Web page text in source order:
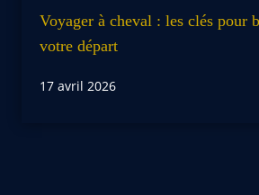
Voyager à cheval : les clés pour
votre départ
17 avril 2026